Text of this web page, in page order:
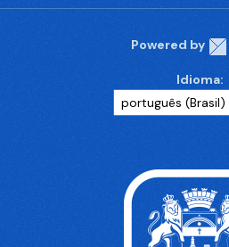
Powered by
Idioma